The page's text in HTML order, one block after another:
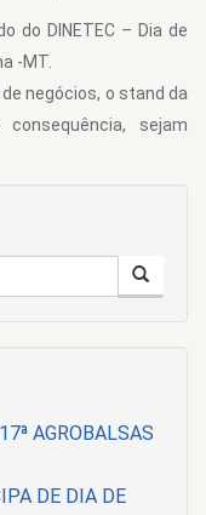
do DINETEC – Dia de
-MT.
negócios, o stand da
sejam
AGROBALSAS
DE DIA DE